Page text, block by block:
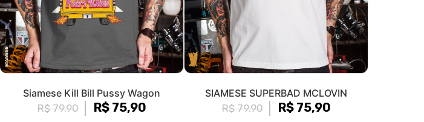
Siamese Kill Bill Pussy Wagon
R$ 79,90
R$ 75,90
SIAMESE SUPERBAD MCLOVIN
R$ 79,90
R$ 75,90